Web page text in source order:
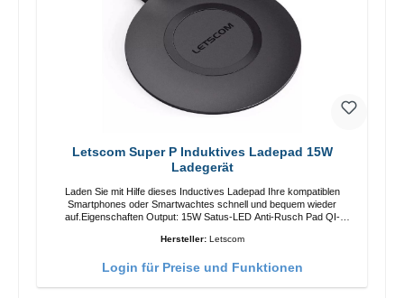
Letscom Super P Induktives Ladepad 15W
Ladegerät
Laden Sie mit Hilfe dieses Inductives Ladepad Ihre kompatiblen
Smartphones oder Smartwachtes schnell und bequem wieder
auf.Eigenschaften Output: 15W Satus-LED Anti-Rusch Pad QI-
Kabel
Hersteller: Letscom
Login für Preise und Funktionen